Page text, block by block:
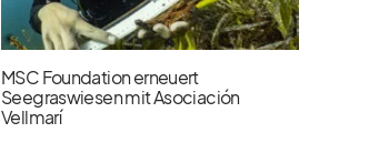
MSC Foundation erneuert
Seegraswiesen mit Asociación
Vellmarí